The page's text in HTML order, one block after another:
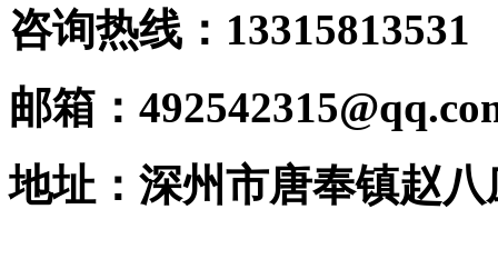
咨询热线：
邮箱：
地址：深州市唐奉镇赵